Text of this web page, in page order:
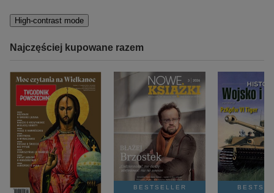
High-contrast mode
Najczęściej kupowane razem
BESTSELLER